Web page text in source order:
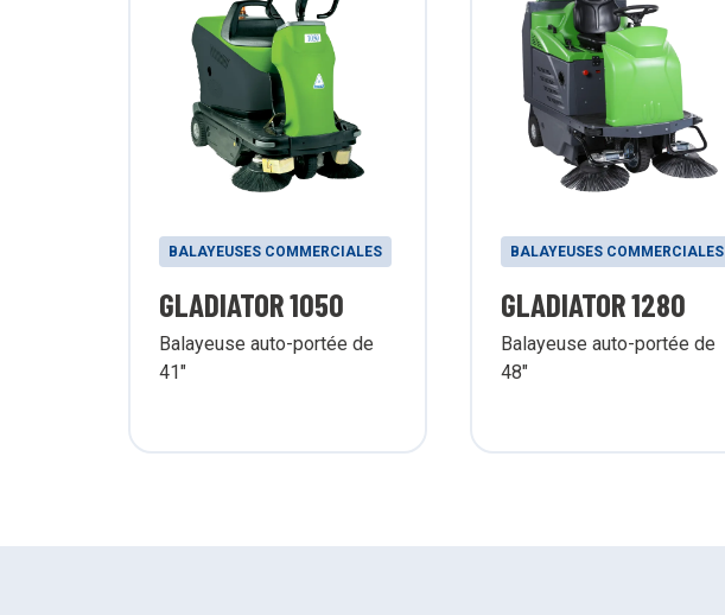
BALAYEUSES COMMERCIALES
GLADIATOR 1050
Balayeuse auto-portée de
41"
BALAYEUSES COMMERCIALES
GLADIATOR 1280
Balayeuse auto-portée de
48"